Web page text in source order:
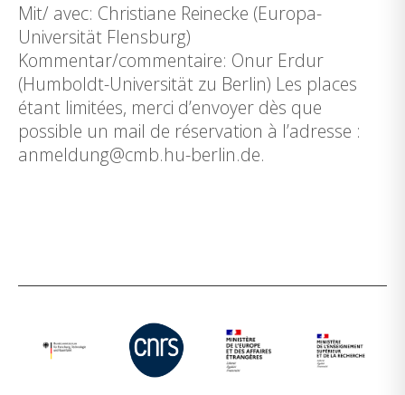
Mit/ avec: Christiane Reinecke (Europa-
Universität Flensburg)
Kommentar/commentaire: Onur Erdur
(Humboldt-Universität zu Berlin) Les places
étant limitées, merci d’envoyer dès que
possible un mail de réservation à l’adresse :
anmeldung@cmb.hu-berlin.de.